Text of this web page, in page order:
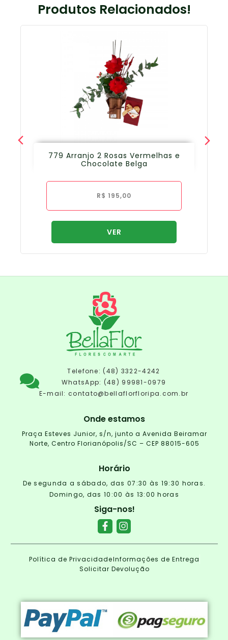
Produtos Relacionados!
779 Arranjo 2 Rosas Vermelhas e
Chocolate Belga
R$ 195,00
VER
Telefone: (48) 3322-4242
WhatsApp: (48) 99981-0979
E-mail:contato@bellaflorfloripa.com.br
Onde estamos
Praça Esteves Junior, s/n, junto a Avenida Beiramar
Norte, Centro Florianópolis/SC – CEP 88015-605
Horário
De segunda a sábado, das 07:30 às 19:30 horas.
Domingo, das 10:00 às 13:00 horas
Siga-nos!
Política de PrivacidadeInformações de Entrega
Solicitar Devolução